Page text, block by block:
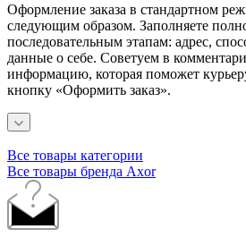
Оформление заказа в стандартном
следующим образом. Заполняете
последовательным этапам: адрес,
данные о себе. Советуем в
информацию, которая поможет
кнопку «Оформить заказ».
Все товары категории
Все товары бренда Axor